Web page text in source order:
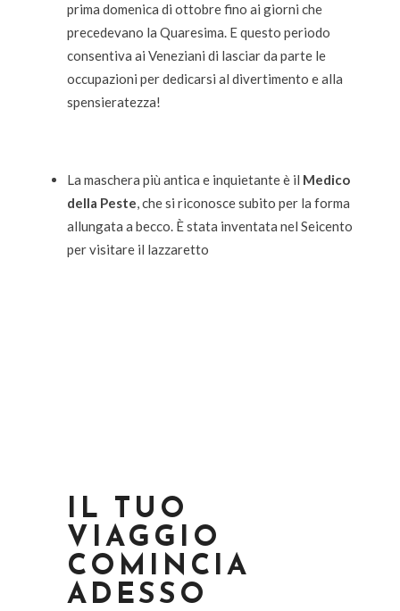
prima domenica di ottobre fino ai giorni che
precedevano la Quaresima. E questo periodo
consentiva ai Veneziani di lasciar da parte le
occupazioni per dedicarsi al divertimento e alla
spensieratezza!
La maschera più antica e inquietante è il Medico
della Peste, che si riconosce subito per la forma
allungata a becco. È stata inventata nel Seicento
per visitare il lazzaretto
IL TUO
VIAGGIO
COMINCIA
ADESSO